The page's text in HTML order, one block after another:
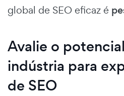
global de SEO eficaz é
Avalie o
indústria para
de SEO